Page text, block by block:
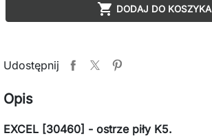
 DODAJ DO KOSZYKA
Udostępnij
Opis
EXCEL [30460] - ostrze piły K5.